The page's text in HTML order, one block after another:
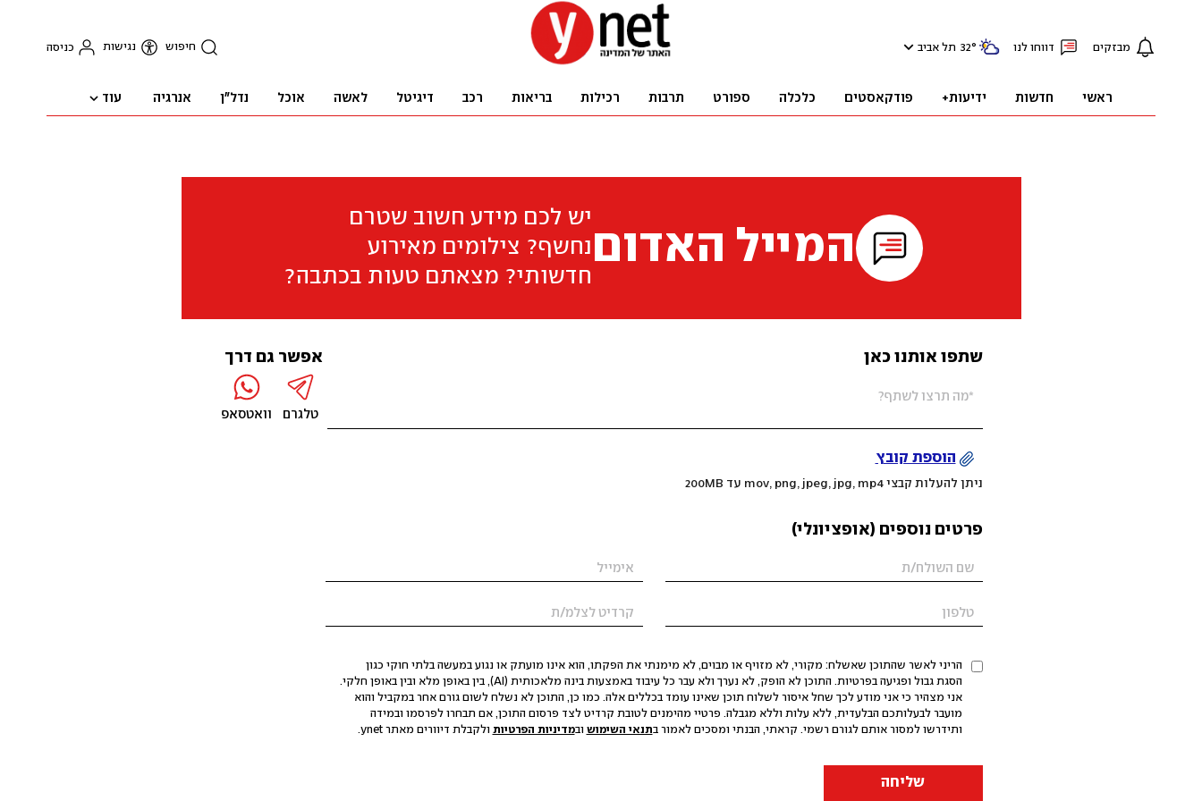
מבזקים דווחו לנו 32° תל אביב חיפוש נגישות כניסה
ראשי חדשות ידיעות+ פודקאסטים כלכלה ספורט תרבות רכילות בריאות רכב דיגיטל לאשה אוכל נדל"ן אנרגיה עוד
המייל האדום
יש לכם מידע חשוב שטרם
נחשף? צילומים מאירוע
חדשותי? מצאתם טעות בכתבה?
שתפו אותנו כאן
הוספת קובץ
ניתן להעלות קבצי mov, png, jpeg, jpg, mp4 עד 200MB
פרטים נוספים (אופציונלי)
הריני לאשר שהתוכן שאשלח: מקורי, לא מזויף או מבוים, לא מימנתי את הפקתו, הוא אינו מועתק או נגוע במעשה בלתי חוקי כגון
הסגת גבול ופגיעה בפרטיות. התוכן לא הופק, לא נערך ולא עבר כל עיבוד באמצעות בינה מלאכותית (AI), בין באופן מלא ובין באופן חלקי.
אני מצהיר כי אני מודע לכך שחל איסור לשלוח תוכן שאינו עומד בכללים אלה. כמו כן, התוכן לא נשלח לשום גורם אחר במקביל והוא
מועבר לבעלותכם הבלעדית, ללא עלות וללא מגבלה. פרטיי מהימנים לטובת קרדיט לצד פרסום התוכן, אם תבחרו לפרסמו ובמידה
ותידרשו למסור אותם לגורם רשמי. קראתי, הבנתי ומסכים לאמור בתנאי השימוש ובמדיניות הפרטיות ולקבלת דיוורים מאתר ynet.
שליחה
אפשר גם דרך
טלגרם וואטסאפ